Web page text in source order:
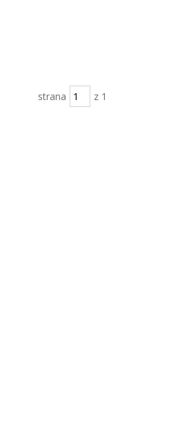
strana z 1